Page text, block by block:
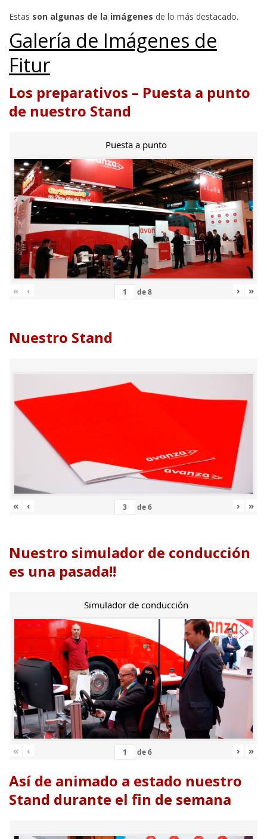
Estas son algunas de la imágenes de lo más destacado.
Galería de Imágenes de
Fitur
Los preparativos – Puesta a punto
de nuestro Stand
Puesta a punto
« ‹ de8 › »
Nuestro Stand
« ‹ de6 › »
Nuestro simulador de conducción
es una pasada!!
Simulador de conducción
« ‹ de6 › »
Así de animado a estado nuestro
Stand durante el fin de semana